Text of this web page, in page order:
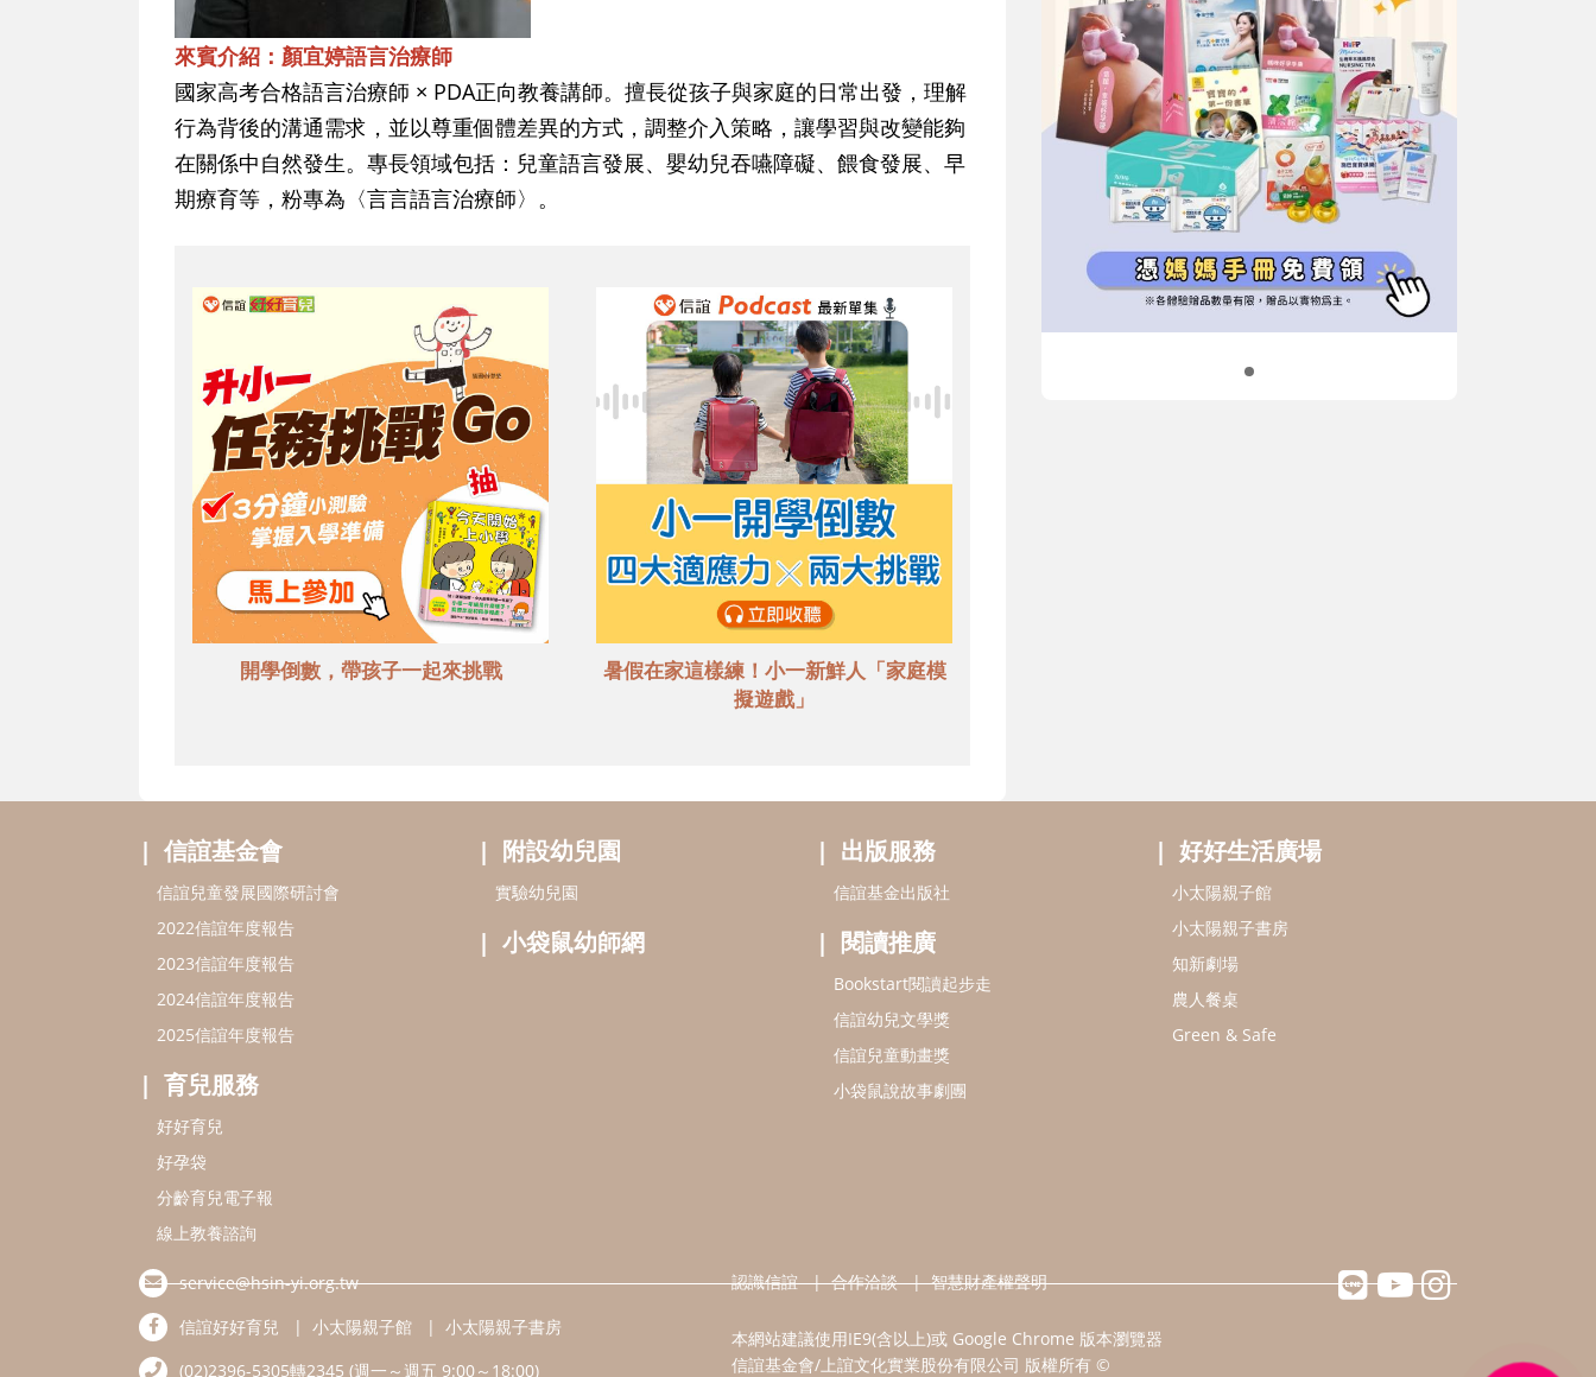
來賓介紹：顏宜婷語言治療師
國家高考合格語言治療師 × PDA正向教養講師。擅長從孩子與家庭的日常出發，理解
行為背後的溝通需求，並以尊重個體差異的方式，調整介入策略，讓學習與改變能夠
在關係中自然發生。專長領域包括：兒童語言發展、嬰幼兒吞嚥障礙、餵食發展、早
期療育等，粉專為〈言言語言治療師〉。
開學倒數，帶孩子一起來挑戰
暑假在家這樣練！小一新鮮人「家庭模
擬遊戲」
信誼基金會
信誼兒童發展國際研討會
2022信誼年度報告
2023信誼年度報告
2024信誼年度報告
2025信誼年度報告
育兒服務
好好育兒
好孕袋
分齡育兒電子報
線上教養諮詢
附設幼兒園
實驗幼兒園
小袋鼠幼師網
出版服務
信誼基金出版社
閱讀推廣
Bookstart閱讀起步走
信誼幼兒文學獎
信誼兒童動畫獎
小袋鼠說故事劇團
好好生活廣場
小太陽親子館
小太陽親子書房
知新劇場
農人餐桌
Green & Safe
service@hsin-yi.org.tw
信誼好好育兒
小太陽親子館
小太陽親子書房
(02)2396-5305轉2345 (週一～週五 9:00～18:00)
認識信誼 合作洽談 智慧財產權聲明
本網站建議使用IE9(含以上)或 Google Chrome 版本瀏覽器
信誼基金會/上誼文化實業股份有限公司 版權所有 ©